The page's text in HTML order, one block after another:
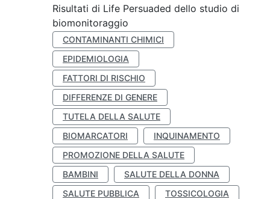
Risultati di Life Persuaded dello studio di
biomonitoraggio
CONTAMINANTI CHIMICI
EPIDEMIOLOGIA
FATTORI DI RISCHIO
DIFFERENZE DI GENERE
TUTELA DELLA SALUTE
BIOMARCATORI
INQUINAMENTO
PROMOZIONE DELLA SALUTE
BAMBINI
SALUTE DELLA DONNA
SALUTE PUBBLICA
TOSSICOLOGIA